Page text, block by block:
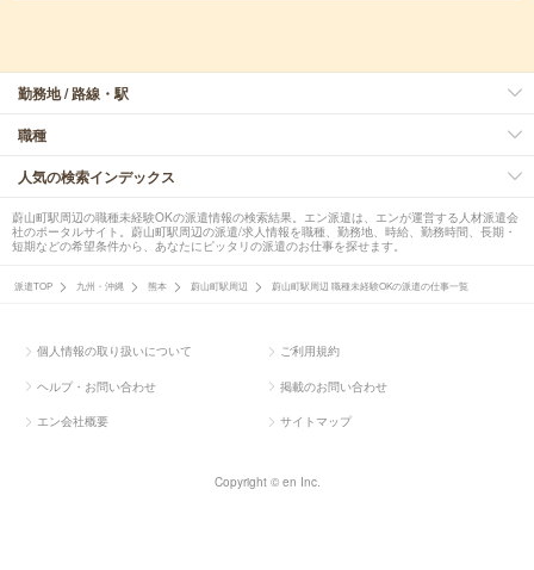
勤務地 / 路線・駅
職種
人気の検索インデックス
蔚山町駅周辺の職種未経験OKの派遣情報の検索結果。エン派遣は、エンが運営する人材派遣会
社のポータルサイト。蔚山町駅周辺の派遣/求人情報を職種、勤務地、時給、勤務時間、長期・
短期などの希望条件から、あなたにピッタリの派遣のお仕事を探せます。
派遣TOP 九州・沖縄 熊本 蔚山町駅周辺 蔚山町駅周辺 職種未経験OKの派遣の仕事一覧
個人情報の取り扱いについて ご利用規約
ヘルプ・お問い合わせ 掲載のお問い合わせ
エン会社概要 サイトマップ
Copyright © en Inc.